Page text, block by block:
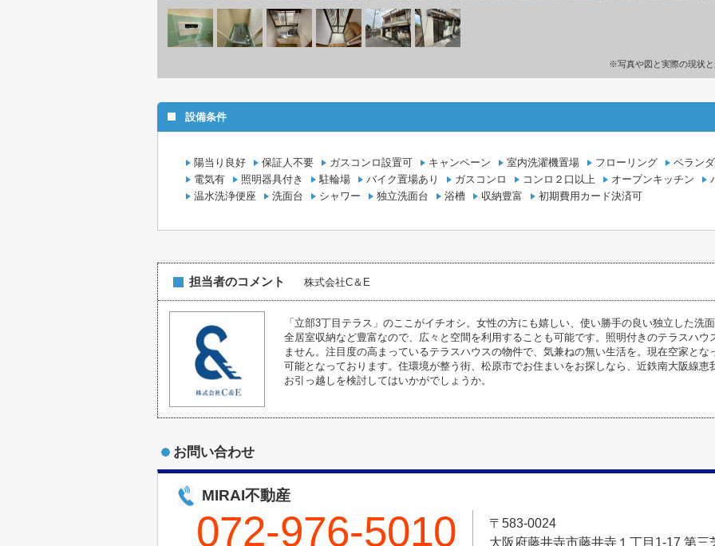
※写真や図と実際の現状
設備条件
陽当り良好 保証人不要 ガスコンロ設置可 キャンペーン 室内洗濯機置場 フローリング
ベランダ
電気有
照明器具付き 駐輪場 バイク置場あり ガスコンロ コンロ２口以上 オープンキッチン
温水洗浄便座
洗面台 シャワー 独立洗面台 浴槽 収納豊富 初期費用カード決済可
担当者のコメント 株式会社C＆E
「立部3丁目テラス」のここがイチオシ。女性の方にも嬉しい、使い勝手の良い独立した洗
全居室収納など豊富なので、広々と空間を利用することも可能です。照明付きのテラスハ
ません。注目度の高まっているテラスハウスの物件で、気兼ねの無い生活を。現在空家と
可能となっております。住環境が整う街、松原市でお住まいをお探しなら、近鉄南大阪線
お引っ越しを検討してはいかがでしょうか。
お問い合わせ
MIRAI不動産
072-976-5010
〒583-0024
大阪府藤井寺市藤井寺１丁目1-17 第三